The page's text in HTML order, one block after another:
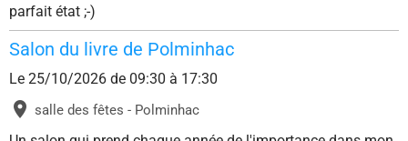
parfait état ;-)
Salon du livre de Polminhac
Le 25/10/2026 de 09:30 à 17:30
salle des fêtes - Polminhac